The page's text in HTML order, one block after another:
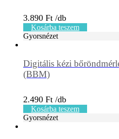
3.890 Ft
Kosárba teszem
Gyorsnézet
Digitális kézi
(BBM)
2.490 Ft
Kosárba teszem
Gyorsnézet